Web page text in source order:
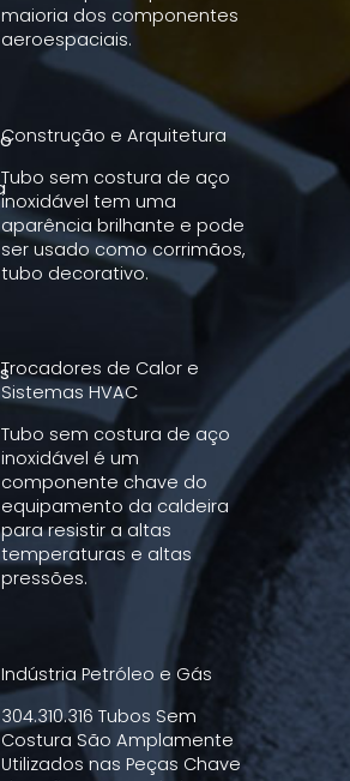
maioria dos componentes
aeroespaciais.
Construção e Arquitetura
Tubo sem costura de aço
inoxidável tem uma
aparência brilhante e pode
ser usado como corrimãos,
tubo decorativo.
Trocadores de Calor e
Sistemas HVAC
Tubo sem costura de aço
inoxidável é um
componente chave do
equipamento da caldeira
para resistir a altas
temperaturas e altas
pressões.
Indústria Petróleo e Gás
304.310.316 Tubos Sem
Costura São Amplamente
Utilizados nas Peças Chave